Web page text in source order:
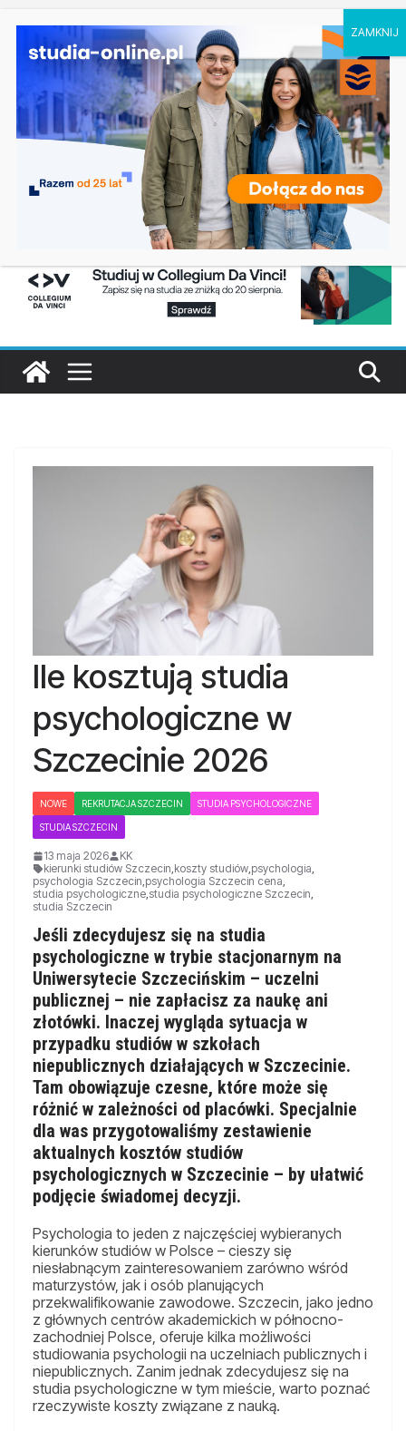
Ostatnie
wpisy:
Dodatkowa rekrutacja na studia na UJD –
Uniwersytet Jana Długosza w Częstochowie
Biotechnologia – Uniwersytet Przyrodniczy w
Poznaniu
Zarządzanie w turystyce w Katowicach
Turystyka – Uniwersytet Wrocławski
Oceanotechnika w Szczecinie
Ile kosztują studia
psychologiczne w
Szczecinie 2026
NOWE REKRUTACJA SZCZECIN STUDIA PSYCHOLOGICZNE
STUDIA SZCZECIN
13 maja 2026
KK
kierunki studiów Szczecin,koszty studiów,psychologia,
psychologia Szczecin,psychologia Szczecin cena,
studia psychologiczne,studia psychologiczne Szczecin,
studia Szczecin
Jeśli zdecydujesz się na studia
psychologiczne w trybie stacjonarnym na
Uniwersytecie Szczecińskim – uczelni
publicznej – nie zapłacisz za naukę ani
złotówki. Inaczej wygląda sytuacja w
przypadku studiów w szkołach
niepublicznych działających w Szczecinie.
Tam obowiązuje czesne, które może się
różnić w zależności od placówki. Specjalnie
dla was przygotowaliśmy zestawienie
aktualnych kosztów studiów
psychologicznych w Szczecinie – by ułatwić
podjęcie świadomej decyzji.
Psychologia to jeden z najczęściej wybieranych
kierunków studiów w Polsce – cieszy się
niesłabnącym zainteresowaniem zarówno wśród
maturzystów, jak i osób planujących
przekwalifikowanie zawodowe. Szczecin, jako jedno
z głównych centrów akademickich w północno-
zachodniej Polsce, oferuje kilka możliwości
studiowania psychologii na uczelniach publicznych i
niepublicznych. Zanim jednak zdecydujesz się na
studia psychologiczne w tym mieście, warto poznać
rzeczywiste koszty związane z nauką.